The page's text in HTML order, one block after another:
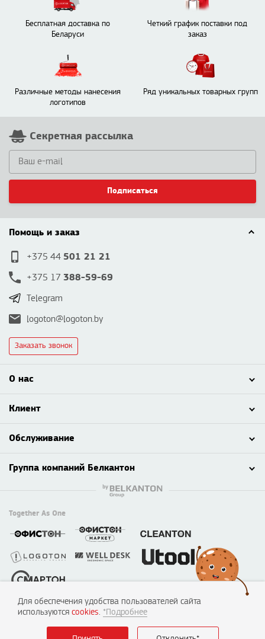
Бесплатная доставка по
Беларуси
Четкий график поставки под
заказ
Различные методы нанесения
логотипов
Ряд уникальных товарных групп
Секретная рассылка
Подписаться
Помощь и заказ
+375 44 501 21 21
+375 17 388-59-69
Telegram
logoton@logoton.by
Заказать звонок
О нас
Клиент
Обслуживание
Группа компаний Белкантон
© 2003 - 2026 ООО «Смартон», Логотон™
220138, г. Минск, пер. Липковский, д. 22, каб. 50
УНП №190635842, 04.07.2005, Мингорисполком.
Together As One
Для обеспечения удобства пользователей сайта
используются cookies. *Подробнее